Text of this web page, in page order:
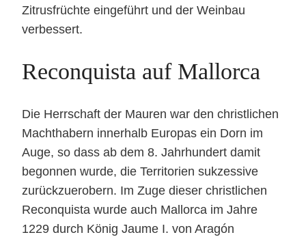
Zitrusfrüchte eingeführt und der Weinbau
verbessert.
Reconquista auf Mallorca
Die Herrschaft der Mauren war den christlichen
Machthabern innerhalb Europas ein Dorn im
Auge, so dass ab dem 8. Jahrhundert damit
begonnen wurde, die Territorien sukzessive
zurückzuerobern. Im Zuge dieser christlichen
Reconquista wurde auch Mallorca im Jahre
1229 durch König Jaume I. von Aragón